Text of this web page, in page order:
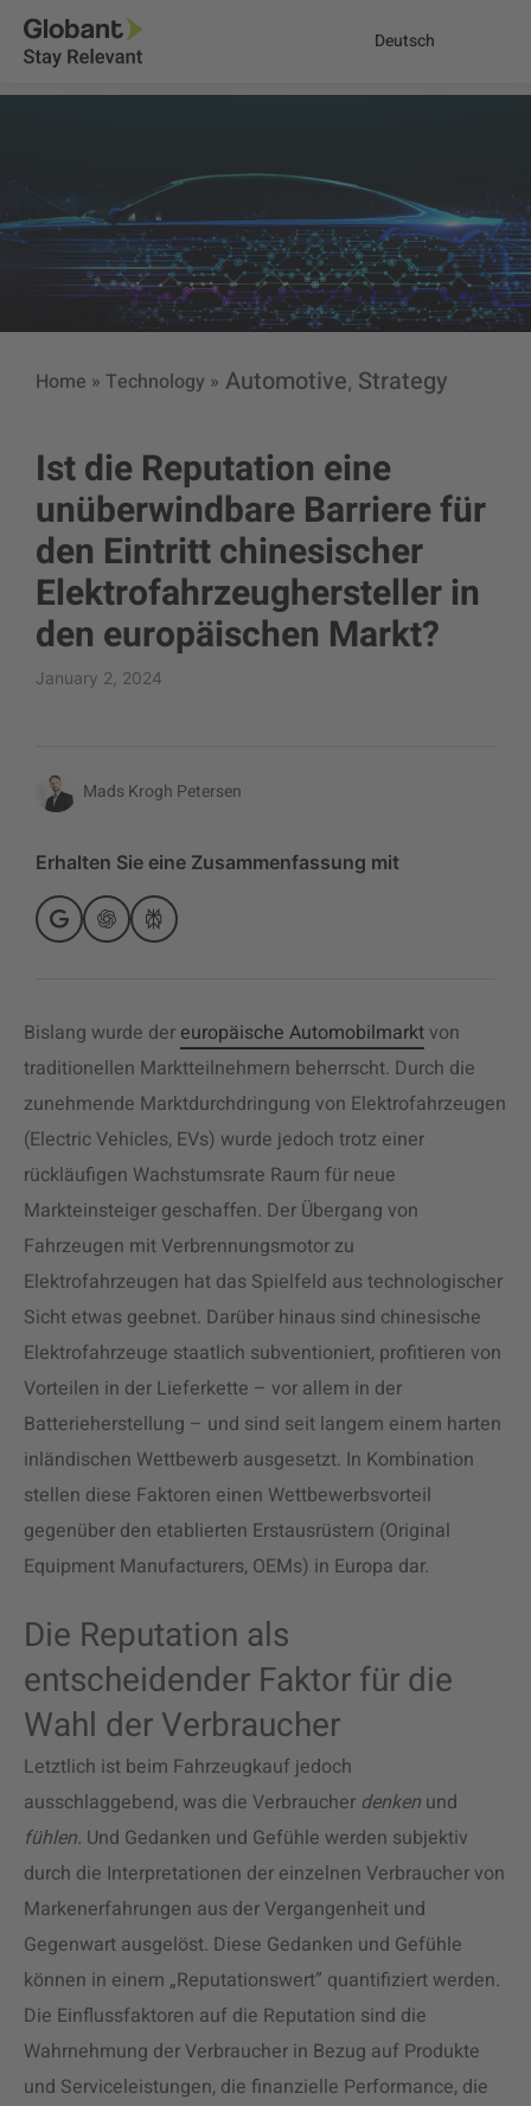
Deutsch
Home » Technology » Automotive, Strategy
Ist die Reputation eine
unüberwindbare Barriere für
den Eintritt chinesischer
Elektrofahrzeughersteller in
den europäischen Markt?
January 2, 2024
Mads Krogh Petersen
Erhalten Sie eine Zusammenfassung mit
Bislang wurde der europäische Automobilmarkt von
traditionellen Marktteilnehmern beherrscht. Durch die
zunehmende Marktdurchdringung von Elektrofahrzeugen
(Electric Vehicles, EVs) wurde jedoch trotz einer
rückläufigen Wachstumsrate Raum für neue
Markteinsteiger geschaffen. Der Übergang von
Fahrzeugen mit Verbrennungsmotor zu
Elektrofahrzeugen hat das Spielfeld aus technologischer
Sicht etwas geebnet. Darüber hinaus sind chinesische
Elektrofahrzeuge staatlich subventioniert, profitieren von
Vorteilen in der Lieferkette – vor allem in der
Batterieherstellung – und sind seit langem einem harten
inländischen Wettbewerb ausgesetzt. In Kombination
stellen diese Faktoren einen Wettbewerbsvorteil
gegenüber den etablierten Erstausrüstern (Original
Equipment Manufacturers, OEMs) in Europa dar.
Die Reputation als
entscheidender Faktor für die
Wahl der Verbraucher
Letztlich ist beim Fahrzeugkauf jedoch
ausschlaggebend, was die Verbraucher denken und
fühlen. Und Gedanken und Gefühle werden subjektiv
durch die Interpretationen der einzelnen Verbraucher von
Markenerfahrungen aus der Vergangenheit und
Gegenwart ausgelöst. Diese Gedanken und Gefühle
können in einem „Reputationswert” quantifiziert werden.
Die Einflussfaktoren auf die Reputation sind die
Wahrnehmung der Verbraucher in Bezug auf Produkte
und Serviceleistungen, die finanzielle Performance, die